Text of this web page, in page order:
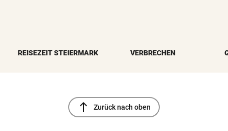
REISEZEIT STEIERMARK VERBRECHEN
north Zurück nach oben